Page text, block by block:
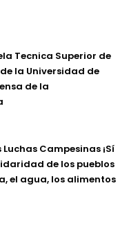
Tecnica Superior de
la Universidad de
de la
Campesinas ¡Sí
de los pueblos
el agua, los alimentos